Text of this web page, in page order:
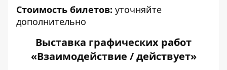
Стоимость билетов: уточняйте
дополнительно
Выставка графических работ
«Взаимодействие / действует»